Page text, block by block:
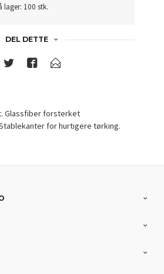
lager: 100 stk.
DEL DETTE
Glassfiber forsterket
for hurtigere tørking.